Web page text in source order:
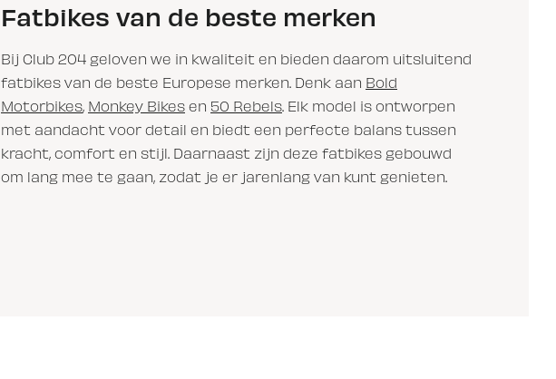
Fatbikes van de beste merken
Bij Club 204 geloven we in kwaliteit en bieden daarom uitsluitend
fatbikes van de beste Europese merken. Denk aan Bold
Motorbikes, Monkey Bikes en 50 Rebels. Elk model is ontworpen
met aandacht voor detail en biedt een perfecte balans tussen
kracht, comfort en stijl. Daarnaast zijn deze fatbikes gebouwd
om lang mee te gaan, zodat je er jarenlang van kunt genieten.